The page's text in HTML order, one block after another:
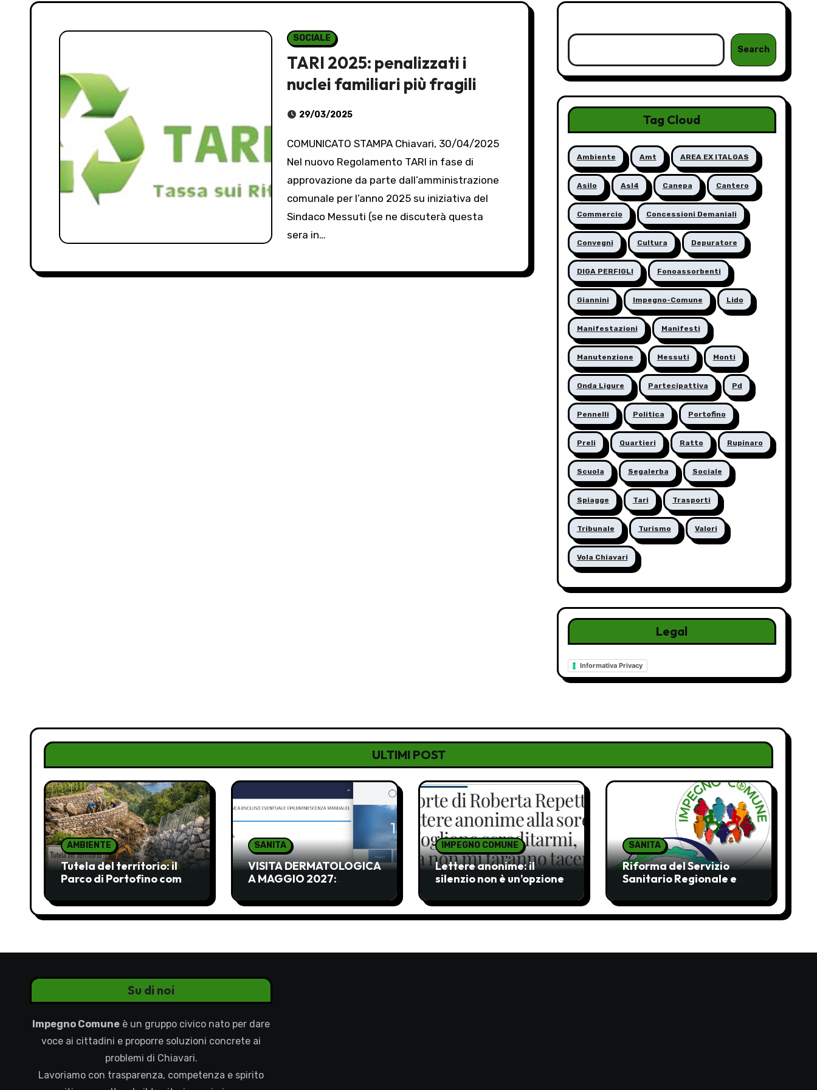
SOCIALE
TARI 2025: penalizzati i
nuclei familiari più fragili
29/03/2025
COMUNICATO STAMPA Chiavari, 30/04/2025
Nel nuovo Regolamento TARI in fase di
approvazione da parte dall’amministrazione
comunale per l’anno 2025 su iniziativa del
Sindaco Messuti (se ne discuterà questa
sera in…
Search
Tag Cloud
Ambiente Amt AREA EX ITALGAS
Asilo Asl4 Canepa Cantero
Commercio Concessioni Demaniali
Convegni Cultura Depuratore
DIGA PERFIGLI Fonoassorbenti
Giannini Impegno-Comune Lido
Manifestazioni Manifesti
Manutenzione Messuti Monti
Onda Ligure Partecipattiva Pd
Pennelli Politica Portofino
Preli Quartieri Ratto Rupinaro
Scuola Segalerba Sociale
Spiagge Tari Trasporti
Tribunale Turismo Valori
Vola Chiavari
Legal
Informativa Privacy
ULTIMI POST
AMBIENTE
Tutela del territorio: il
Parco di Portofino come
recuperare
SANITA
VISITA DERMATOLOGICA
A MAGGIO 2027:
IMPEGNO COMUNE
Lettere anonime: il
silenzio non è un’opzione
SANITA
Riforma del Servizio
Sanitario Regionale e
ombre, pochi chiarimenti
Su di noi
Impegno Comune è un gruppo civico nato per dare
voce ai cittadini e proporre soluzioni concrete ai
problemi di Chiavari.
Lavoriamo con trasparenza, competenza e spirito